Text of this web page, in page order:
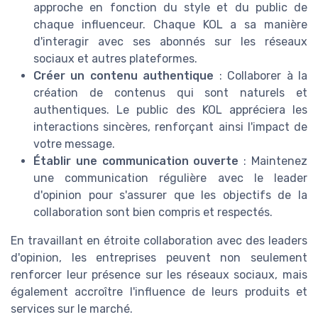
approche en fonction du style et du public de
chaque influenceur. Chaque KOL a sa manière
d'interagir avec ses abonnés sur les réseaux
sociaux et autres plateformes.
Créer un contenu authentique : Collaborer à la
création de contenus qui sont naturels et
authentiques. Le public des KOL appréciera les
interactions sincères, renforçant ainsi l'impact de
votre message.
Établir une communication ouverte : Maintenez
une communication régulière avec le leader
d'opinion pour s'assurer que les objectifs de la
collaboration sont bien compris et respectés.
En travaillant en étroite collaboration avec des leaders
d'opinion, les entreprises peuvent non seulement
renforcer leur présence sur les réseaux sociaux, mais
également accroître l'influence de leurs produits et
services sur le marché.